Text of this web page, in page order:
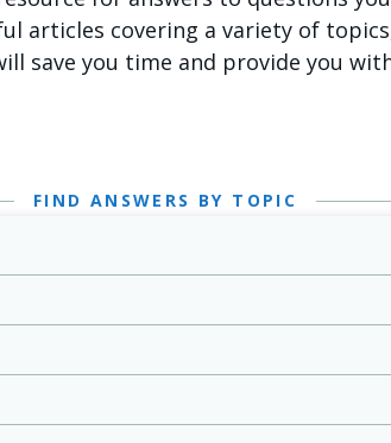
articles covering a variety of
save you time and provide you
FIND ANSWERS BY TOPIC